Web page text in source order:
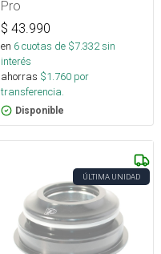
Pro
$ 43.990
en 6cuotas de $7.332sin
interés
ahorras $1.760 por
transferencia.
Disponible
ÚLTIMA UNIDAD